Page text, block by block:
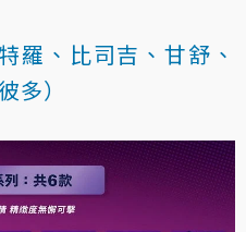
羅、比司吉、甘舒、
多）